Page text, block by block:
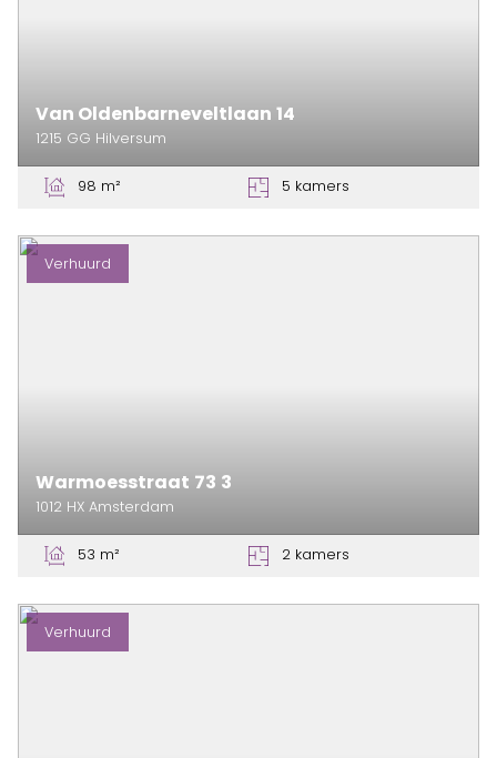
Van Oldenbarneveltlaan 14
1215 GG Hilversum
98 m² 5 kamers
Verhuurd
Warmoesstraat 73 3
1012 HX Amsterdam
53 m² 2 kamers
Verhuurd